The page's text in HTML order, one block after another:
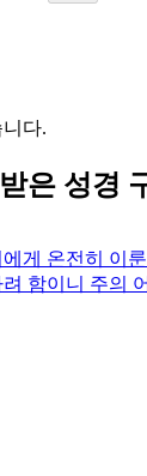
다.
은 성경
게 온전히 이
함이니 주의